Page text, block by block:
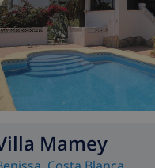
Mamey